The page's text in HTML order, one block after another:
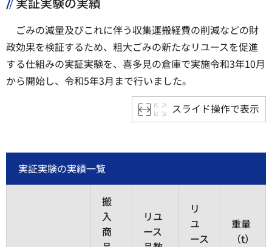
ごみの減量及びこれに伴う収集運搬経費の削減などの財
政効果を検証するため、粗大ごみの新たなリユースを促進
する仕組みの実証実験を、喜多見の倉庫で実施令和3年10月
から開始し、令和5年3月まで行いました。
スライド操作で表示
実証実験の実績一覧
搬
入
商
リユ
ース
リ
ユ
ース
重量
（t）